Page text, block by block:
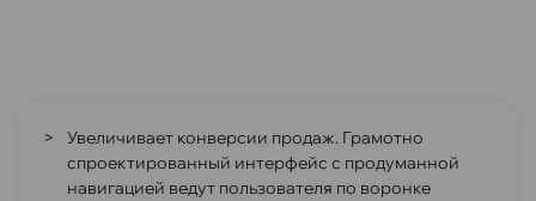
Увеличивает конверсии продаж. Грамотно
спроектированный интерфейс с продуманной
навигацией ведут пользователя по воронке